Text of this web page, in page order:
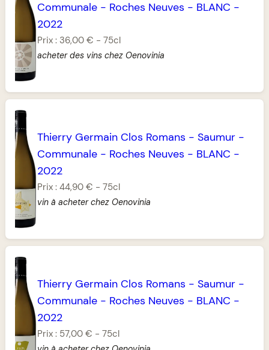
Communale- Roches Neuves - BLANC -
2022
Prix : 36,00 € - 75cl
acheter des vins chez Oenovinia
Thierry Germain Clos Romans - Saumur-
Communale- Roches Neuves - BLANC -
2022
Prix : 44,90 € - 75cl
vin à acheter chez Oenovinia
Thierry Germain Clos Romans - Saumur-
Communale- Roches Neuves - BLANC -
2022
Prix : 57,00 € - 75cl